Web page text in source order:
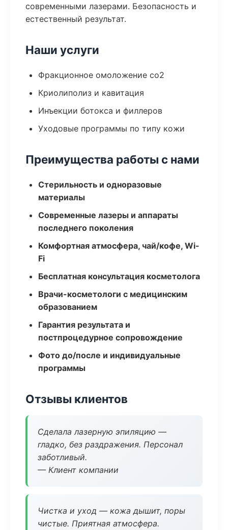
современными лазерами. Безопасность и
естественный результат.
Наши услуги
Фракционное омоложение co2
Криолиполиз и кавитация
Инъекции ботокса и филлеров
Уходовые программы по типу кожи
Преимущества работы с нами
Стерильность и одноразовые
материалы
Современные лазеры и аппараты
последнего поколения
Комфортная атмосфера, чай/кофе, Wi-
Fi
Бесплатная консультация косметолога
Врачи-косметологи с медицинским
образованием
Гарантия результата и
постпроцедурное сопровождение
Фото до/после и индивидуальные
программы
Отзывы клиентов
Сделала лазерную эпиляцию —
гладко, без раздражения. Персонал
заботливый.
— Клиент компании
Чистка и уход — кожа дышит, поры
чистые. Приятная атмосфера.